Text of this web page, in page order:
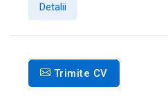
Detalii
Trimite CV